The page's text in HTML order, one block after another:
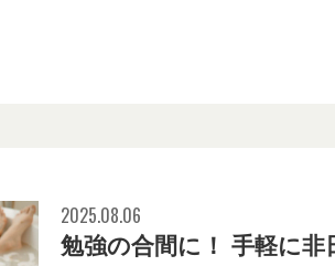
2025.08.06
勉強の合間に！ 手軽に非